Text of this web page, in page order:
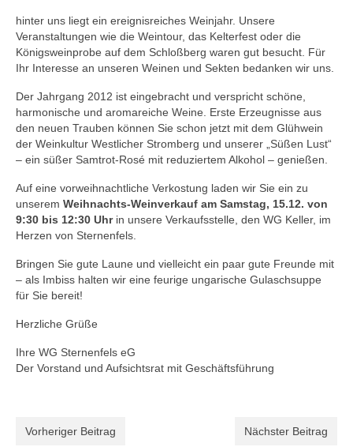
hinter uns liegt ein ereignisreiches Weinjahr. Unsere
Veranstaltungen wie die Weintour, das Kelterfest oder die
Königsweinprobe auf dem Schloßberg waren gut besucht. Für
Ihr Interesse an unseren Weinen und Sekten bedanken wir uns.
Der Jahrgang 2012 ist eingebracht und verspricht schöne,
harmonische und aromareiche Weine. Erste Erzeugnisse aus
den neuen Trauben können Sie schon jetzt mit dem Glühwein
der Weinkultur Westlicher Stromberg und unserer „Süßen Lust“
– ein süßer Samtrot-Rosé mit reduziertem Alkohol – genießen.
Auf eine vorweihnachtliche Verkostung laden wir Sie ein zu
unserem Weihnachts-Weinverkauf am Samstag, 15.12. von
9:30 bis 12:30 Uhrin unsere Verkaufsstelle, den WG Keller, im
Herzen von Sternenfels.
Bringen Sie gute Laune und vielleicht ein paar gute Freunde mit
– als Imbiss halten wir eine feurige ungarische Gulaschsuppe
für Sie bereit!
Herzliche Grüße
Ihre WG Sternenfels eG
Der Vorstand und Aufsichtsrat mit Geschäftsführung
Vorheriger Beitrag Nächster Beitrag